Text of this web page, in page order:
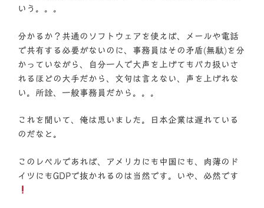
いう。。。
分かるか？共通のソフトウェアを使えば、メールや電話
で共有する必要がないのに、事務員はその矛盾(無駄)を分
かっていながら、自分一人で大声を上げてもバカ扱いさ
れるほどの大手だから、文句は言えない、声を上げれな
い。所詮、一般事務員だから。。。
これを聞いて、俺は思いました。日本企業は遅れている
のだなと。
このレベルであれば、アメリカにも中国にも、肉薄のド
イツにもGDPで抜かれるのは当然です。いや、必然です